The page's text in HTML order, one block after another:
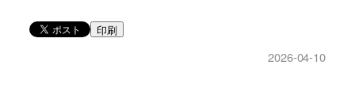
印刷
2026-04-10